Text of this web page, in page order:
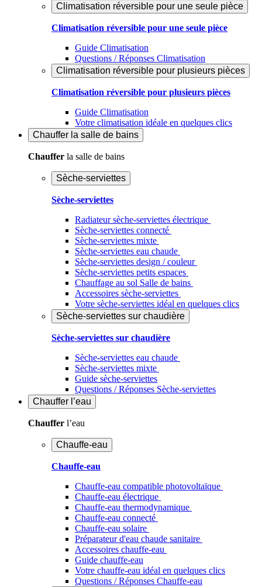
Climatisation réversible pour une seule pièce
Climatisation réversible pour une seule pièce
Guide Climatisation
Questions / Réponses Climatisation
Climatisation réversible pour plusieurs pièces
Climatisation réversible pour plusieurs pièces
Guide Climatisation
Votre climatisation idéale en quelques clics
Chauffer la salle de bains
Chauffer la salle de bains
Sèche-serviettes
Sèche-serviettes
Radiateur sèche-serviettes électrique
Sèche-serviettes connecté
Sèche-serviettes mixte
Sèche-serviettes eau chaude
Sèche-serviettes design / couleur
Sèche-serviettes petits espaces
Chauffage au sol Salle de bains
Accessoires sèche-serviettes
Votre sèche-serviettes idéal en quelques clics
Sèche-serviettes sur chaudière
Sèche-serviettes sur chaudière
Sèche-serviettes eau chaude
Sèche-serviettes mixte
Guide sèche-serviettes
Questions / Réponses Sèche-serviettes
Chauffer l’eau
Chauffer l’eau
Chauffe-eau
Chauffe-eau
Chauffe-eau compatible photovoltaïque
Chauffe-eau électrique
Chauffe-eau thermodynamique
Chauffe-eau connecté
Chauffe-eau solaire
Préparateur d'eau chaude sanitaire
Accessoires chauffe-eau
Guide chauffe-eau
Votre chauffe-eau idéal en quelques clics
Questions / Réponses Chauffe-eau